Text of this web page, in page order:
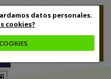
datos personales.
cookies?